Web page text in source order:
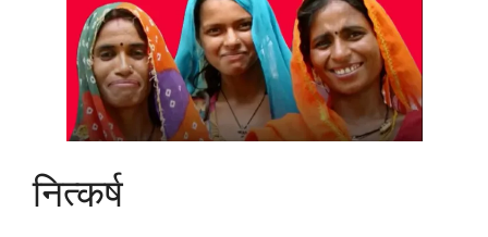
नित्कर्ष